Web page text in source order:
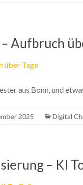
Aufbruch
aus Bonn, und
2025 Digital
– KI